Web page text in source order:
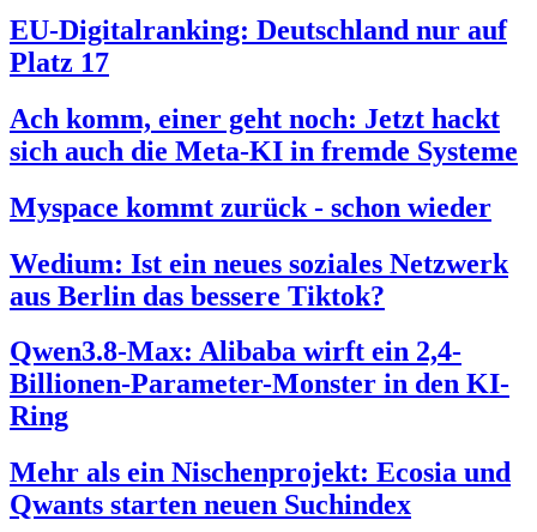
EU-Digitalranking: Deutschland nur auf
Platz 17
Ach komm, einer geht noch: Jetzt hackt
sich auch die Meta-KI in fremde Systeme
Myspace kommt zurück - schon wieder
Wedium: Ist ein neues soziales Netzwerk
aus Berlin das bessere Tiktok?
Qwen3.8-Max: Alibaba wirft ein 2,4-
Billionen-Parameter-Monster in den KI-
Ring
Mehr als ein Nischenprojekt: Ecosia und
Qwants starten neuen Suchindex